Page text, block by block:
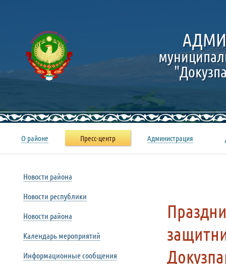
Новости района
Новости республики
Новости района
Календарь мероприятий
Информационные сообщения
О районе Пресс-центр Администрация